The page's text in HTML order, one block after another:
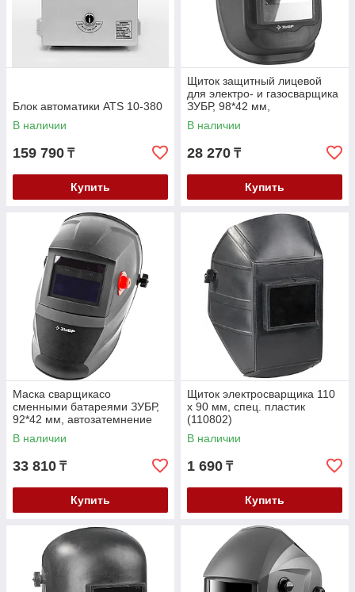
Блок автоматики ATS 10-380
В наличии
159 790 ₸
Купить
Щиток защитный лицевой
для электро- и газосварщика
ЗУБР, 98*42 мм,
автозатемнение (11079)
В наличии
28 270 ₸
Купить
Маска сварщикасо
сменными батареями ЗУБР,
92*42 мм, автозатемнение
(11070)
В наличии
33 810 ₸
Купить
Щиток электросварщика 110
х 90 мм, спец. пластик
(110802)
В наличии
1 690 ₸
Купить